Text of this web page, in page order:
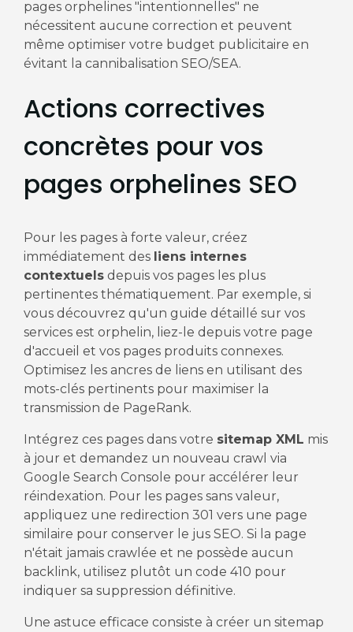
pages orphelines "intentionnelles" ne
nécessitent aucune correction et peuvent
même optimiser votre budget publicitaire en
évitant la cannibalisation SEO/SEA.
Actions correctives
concrètes pour vos
pages orphelines SEO
Pour les pages à forte valeur, créez
immédiatement des liens internes
contextuelsdepuis vos pages les plus
pertinentes thématiquement. Par exemple, si
vous découvrez qu'un guide détaillé sur vos
services est orphelin, liez-le depuis votre page
d'accueil et vos pages produits connexes.
Optimisez les ancres de liens en utilisant des
mots-clés pertinents pour maximiser la
transmission de PageRank.
Intégrez ces pages dans votre sitemap XML mis
à jour et demandez un nouveau crawl via
Google Search Console pour accélérer leur
réindexation. Pour les pages sans valeur,
appliquez une redirection 301 vers une page
similaire pour conserver le jus SEO. Si la page
n'était jamais crawlée et ne possède aucun
backlink, utilisez plutôt un code 410 pour
indiquer sa suppression définitive.
Une astuce efficace consiste à créer un sitemap